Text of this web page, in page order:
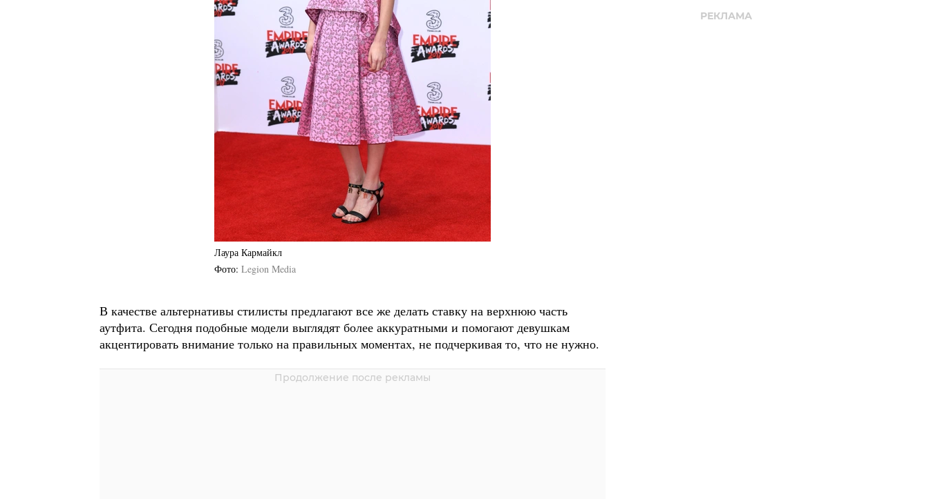
Лаура Кармайкл
Фото Legion Media
В качестве альтернативы стилисты предлагают все же делать ставку на верхнюю часть
аутфита. Сегодня подобные модели выглядят более аккуратными и помогают девушкам
акцентировать внимание только на правильных моментах, не подчеркивая то, что не нужно.